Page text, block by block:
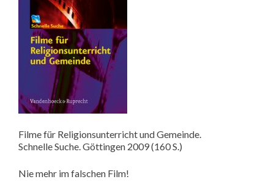
Filme für Religionsunterricht und Gemeinde.
Schnelle Suche. Göttingen 2009 (160 S.)
Nie mehr im falschen Film!